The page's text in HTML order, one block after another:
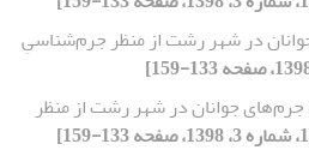
در شهر رشت از منظر جرم‌‌شناسیِ
جرم‌های جوانان در شهر رشت از منظر